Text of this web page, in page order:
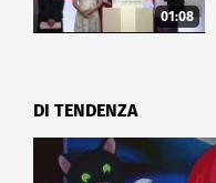
01:08
DI TENDENZA